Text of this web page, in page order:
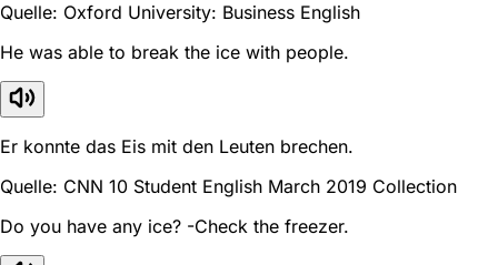
Quelle: Oxford University: Business English
He was able to break the ice with people.
Er konnte das Eis mit den Leuten brechen.
Quelle: CNN 10 Student English March 2019 Collection
Do you have any ice? -Check the freezer.